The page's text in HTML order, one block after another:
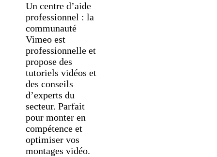
Un centre d’aide
professionnel : la
communauté
Vimeo est
professionnelle et
propose des
tutoriels vidéos et
des conseils
d’experts du
secteur. Parfait
pour monter en
compétence et
optimiser vos
montages vidéo.